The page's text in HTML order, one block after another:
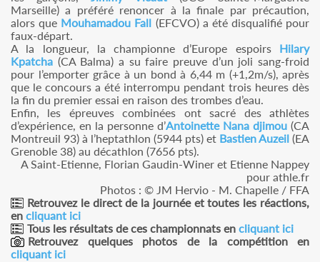
Marseille) a préféré renoncer à la finale par précaution,
alors que Mouhamadou Fall (EFCVO) a été disqualifié pour
faux-départ.
A la longueur, la championne d’Europe espoirs Hilary
Kpatcha (CA Balma) a su faire preuve d’un joli sang-froid
pour l’emporter grâce à un bond à 6,44 m (+1,2m/s), après
que le concours a été interrompu pendant trois heures dès
la fin du premier essai en raison des trombes d’eau.
Enfin, les épreuves combinées ont sacré des athlètes
d’expérience, en la personne d’Antoinette Nana djimou (CA
Montreuil 93) à l’heptathlon (5944 pts) et Bastien Auzeil (EA
Grenoble 38) au décathlon (7656 pts).
A Saint-Etienne, Florian Gaudin-Winer et Etienne Nappey
pour athle.fr
Photos : © JM Hervio - M. Chapelle / FFA
Retrouvez le direct de la journée et toutes les réactions,
en cliquant ici
Tous les résultats de ces championnats en cliquant ici
Retrouvez quelques photos de la compétition en
cliquant ici